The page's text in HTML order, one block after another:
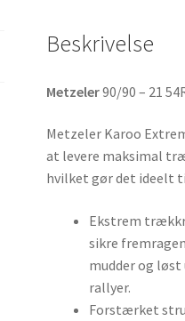
Beskrivelse
Metzeler90/90 – 21
Metzeler Karoo
at levere maksimal
hvilket gør det ideelt
Ekstrem
sikre
mudder og
rallyer.
Forstærket